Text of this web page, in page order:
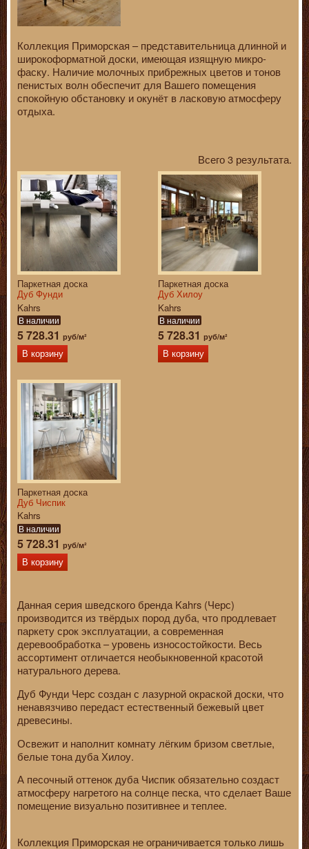
Коллекция Приморская – представительница длинной и
широкоформатной доски, имеющая изящную микро-
фаску. Наличие молочных прибрежных цветов и тонов
пенистых волн обеспечит для Вашего помещения
спокойную обстановку и окунёт в ласковую атмосферу
отдыха.
Всего 3 результата.
Паркетная доска
Дуб Фунди
Kahrs
В наличии
5 728.31 руб/м²
В корзину
Паркетная доска
Дуб Хилоу
Kahrs
В наличии
5 728.31 руб/м²
В корзину
Паркетная доска
Дуб Чиспик
Kahrs
В наличии
5 728.31 руб/м²
В корзину
Данная серия шведского бренда Kahrs (Черс)
производится из твёрдых пород дуба, что продлевает
паркету срок эксплуатации, а современная
деревообработка – уровень износостойкости. Весь
ассортимент отличается необыкновенной красотой
натурального дерева.
Дуб Фунди Черс создан с лазурной окраской доски, что
ненавязчиво передаст естественный бежевый цвет
древесины.
Освежит и наполнит комнату лёгким бризом светлые,
белые тона дуба Хилоу.
А песочный оттенок дуба Чиспик обязательно создаст
атмосферу нагретого на солнце песка, что сделает Ваше
помещение визуально позитивнее и теплее.
Коллекция Приморская не ограничивается только лишь